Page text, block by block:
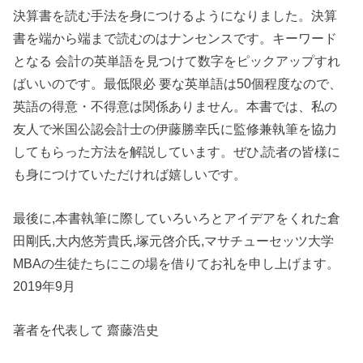
決算書を読む手法を身につけるようになりました。決算
書を端から端まで読むのはナンセンスです。キーワード
となる 会計の英単語を見つけて数字をピックアップすれ
ばいいのです。最低限必 要な英単語は50個程度なので、
英語の得意・不得意は関係ありません。本書では、私の
友人で米国公認会計士の伊藤勝幸氏に監修兼執筆を協力
してもらった方法を解説しています。ぜひ,読者の皆様に
も身につけていただければ嬉しいです。
最後に,本書執筆に際していろいろとアイデアをくれた倉
田剛氏,大内悠芳貴氏,塚元啓介氏,マサチューセッツ大学
MBAの生徒たちにこの場を借りてお礼を申し上げます。
2019年9月
著者を代表して 齋藤浩史